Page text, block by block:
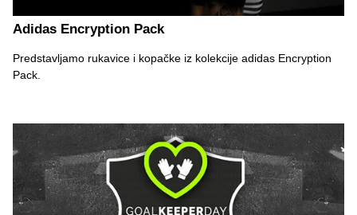
Adidas Encryption Pack
Predstavljamo rukavice i kopačke iz kolekcije adidas Encryption
Pack.